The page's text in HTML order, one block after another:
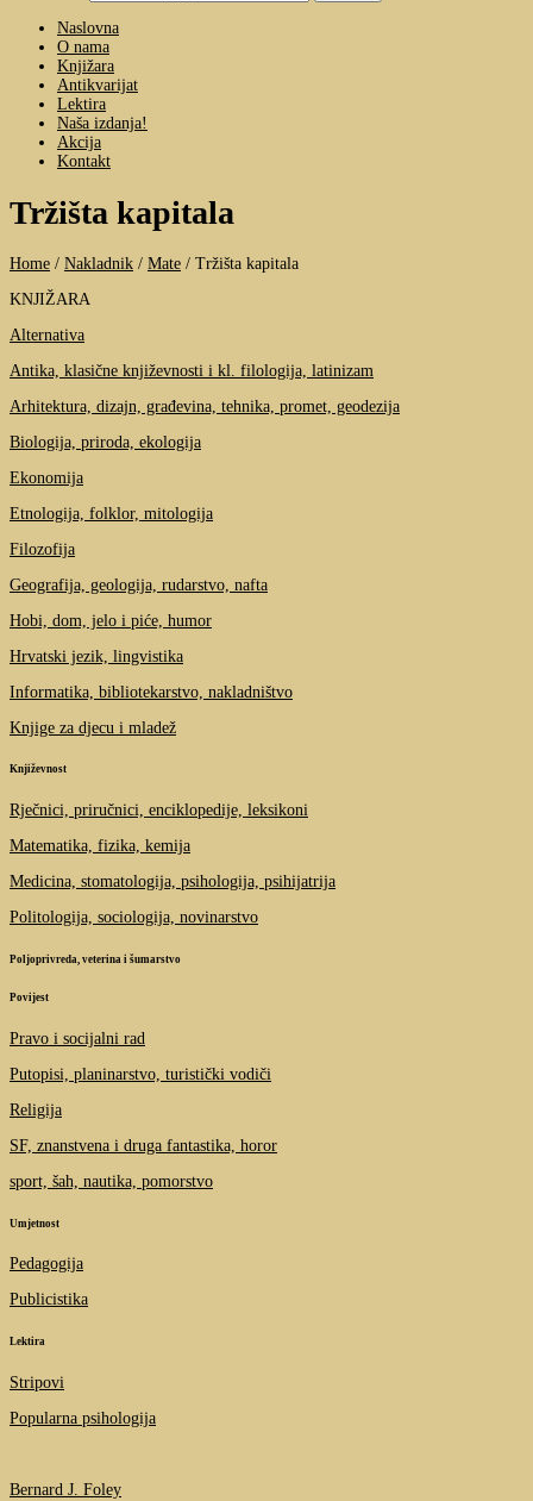
Naslovna
O nama
Knjižara
Antikvarijat
Lektira
Naša izdanja!
Akcija
Kontakt
Tržišta kapitala
Home / Nakladnik / Mate / Tržišta kapitala
KNJIŽARA
Alternativa
Antika, klasične književnosti i kl. filologija, latinizam
Arhitektura, dizajn, građevina, tehnika, promet, geodezija
Biologija, priroda, ekologija
Ekonomija
Etnologija, folklor, mitologija
Filozofija
Geografija, geologija, rudarstvo, nafta
Hobi, dom, jelo i piće, humor
Hrvatski jezik, lingvistika
Informatika, bibliotekarstvo, nakladništvo
Knjige za djecu i mladež
Književnost
Rječnici, priručnici, enciklopedije, leksikoni
Matematika, fizika, kemija
Medicina, stomatologija, psihologija, psihijatrija
Politologija, sociologija, novinarstvo
Poljoprivreda, veterina i šumarstvo
Povijest
Pravo i socijalni rad
Putopisi, planinarstvo, turistički vodiči
Religija
SF, znanstvena i druga fantastika, horor
sport, šah, nautika, pomorstvo
Umjetnost
Pedagogija
Publicistika
Lektira
Stripovi
Popularna psihologija
Bernard J. Foley